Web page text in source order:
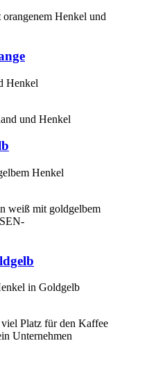
Henkel
Henkel
in Goldgelb